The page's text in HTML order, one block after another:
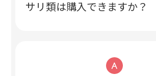
サリ類は購入できますか？